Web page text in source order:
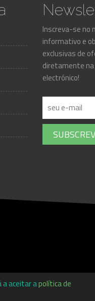
aceitar apolítica de
Inscreva-se no
informativo e
exclusivas de
diretamente na
electrónico!